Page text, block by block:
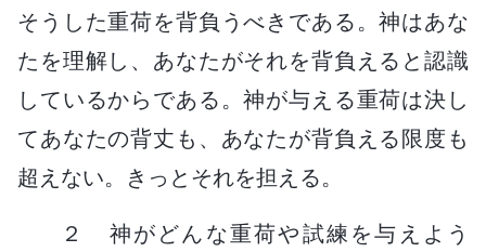
そうした重荷を背負うべきである。神はあな
たを理解し、あなたがそれを背負えると認識
しているからである。神が与える重荷は決し
てあなたの背丈も、あなたが背負える限度も
超えない。きっとそれを担える。
２ 神がどんな重荷や試練を与えよう